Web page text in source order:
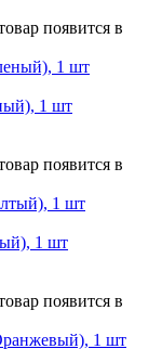
появится в
1 шт
появится в
1 шт
появится в